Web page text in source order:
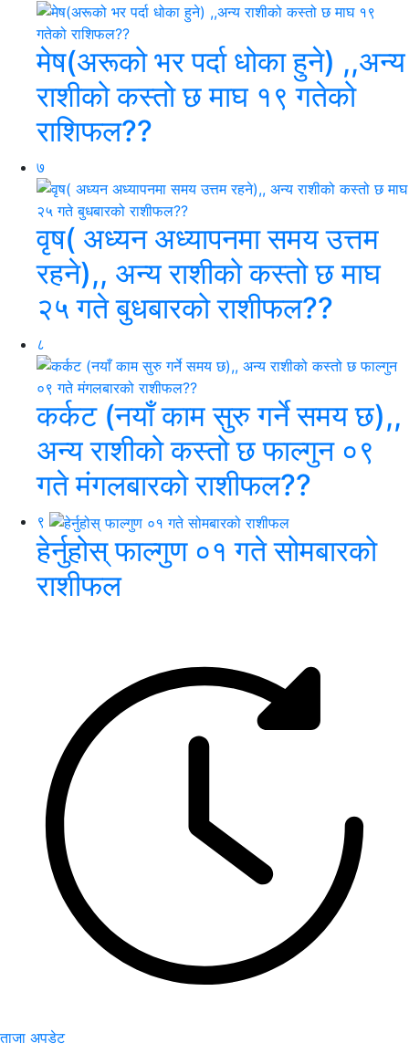
मेष(अरूको भर पर्दा धोका हुने) ,,अन्य
राशीको कस्तो छ माघ १९ गतेको
राशिफल??
७
वृष( अध्यन अध्यापनमा समय उत्तम
रहने),, अन्य राशीको कस्तो छ माघ
२५ गते बुधबारको राशीफल??
८
कर्कट (नयाँ काम सुरु गर्ने समय छ),,
अन्य राशीको कस्तो छ फाल्गुन ०९
गते मंगलबारको राशीफल??
९
हेर्नुहोस् फाल्गुण ०१ गते सोमबारको
राशीफल
ताजा अपडेट